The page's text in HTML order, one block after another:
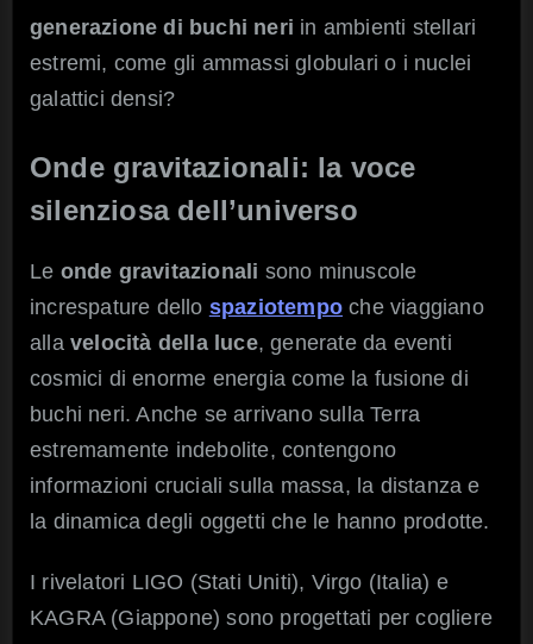
generazione di buchi neri in ambienti stellari
estremi, come gli ammassi globulari o i nuclei
galattici densi?
Onde gravitazionali: la voce
silenziosa dell’universo
Le onde gravitazionali sono minuscole
increspature dello spaziotempo che viaggiano
alla velocità della luce, generate da eventi
cosmici di enorme energia come la fusione di
buchi neri. Anche se arrivano sulla Terra
estremamente indebolite, contengono
informazioni cruciali sulla massa, la distanza e
la dinamica degli oggetti che le hanno prodotte.
I rivelatori LIGO (Stati Uniti), Virgo (Italia) e
KAGRA (Giappone) sono progettati per cogliere